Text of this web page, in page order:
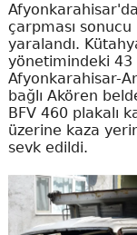
çarpması
yaralandı.
yönetimindeki 43
Afyonkarahisar-
bağlı Akören
BFV 460 plakalı
üzerine kaza
sevk edildi.